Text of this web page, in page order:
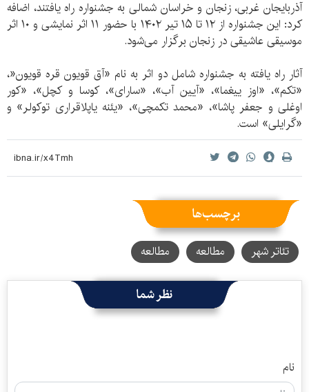
آذربایجان غربی، زنجان و خراسان شمالی به جشنواره راه یافتند، اضافه
کرد: این جشنواره از ۱۲ تا ۱۵ تیر ۱۴۰۲ با حضور ۱۱ اثر نمایشی و ۱۰ اثر
موسیقی عاشیقی در زنجان برگزار می‌شود.
آثار راه یافته به جشنواره شامل دو اثر به نام «آق قویون قره قویون«،
«تکم»، «اوز ییغما»، «آیین آب»، «سارای»، کوسا و کچل»، «کور
اوغلی و جعفر پاشا»، «محمد تکمچی»، «یئنه یاپلاقراری توکولر» و
«گرایلی» است.
برچسب‌ها
تئاتر شهر مطالعه مطالعه
نظر شما
نام